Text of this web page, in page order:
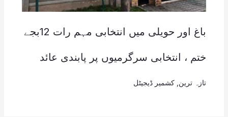
باغ اور حویلی میں انتخابی مہم رات 12بجے
ختم ، انتخابی سرگرمیوں پر پابندی عائد
تازہ ترین کشمیر ڈیجیٹل